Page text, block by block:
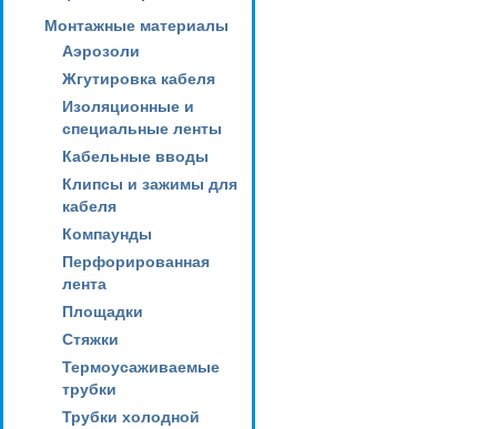
Монтажные материалы
Аэрозоли
Жгутировка кабеля
Изоляционные и
специальные ленты
Кабельные вводы
Клипсы и зажимы для
кабеля
Компаунды
Перфорированная
лента
Площадки
Стяжки
Термоусаживаемые
трубки
Трубки холодной